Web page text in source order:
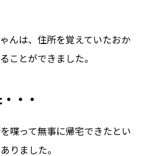
んは、住所を覚えていたおか
ことができました。
・・
喋って無事に帰宅できたとい
りました。